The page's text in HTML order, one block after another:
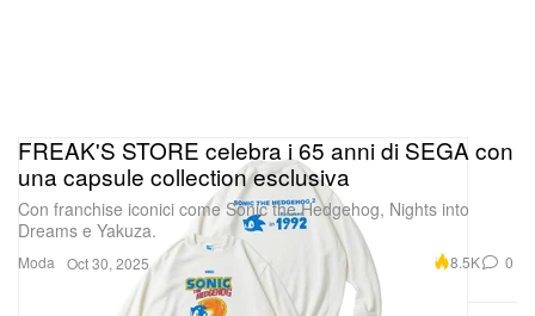
Moda
FREAK'S STORE celebra i 65 anni di SEGA con
una capsule collection esclusiva
Con franchise iconici come Sonic the Hedgehog, Nights into
Dreams e Yakuza.
Oct 30, 2025 8.5K 0